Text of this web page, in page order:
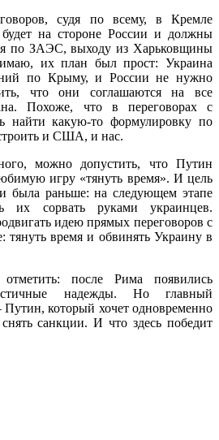
судя по всему, в Кремле
будет на стороне России и должны
по ЗАЭС, выходу из Харьковщины
их план был прост: Украина
по Крыму, и России не нужно
что они соглашаются на все
Похоже, что в переговорах с
найти какую-то формулировку по
и США, и нас.
можно допустить, что Путин
игру «тянуть время». И цель
была раньше: на следующем этапе
их сорвать руками украинцев.
идею прямых переговоров с
тянуть время и обвинять Украину в
после Рима появились
надежды. Но главный
который хочет одновременно
санкции. И что здесь победит